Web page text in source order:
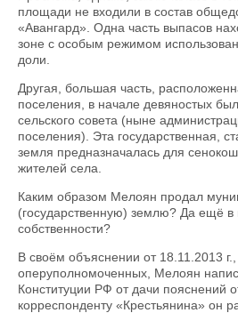
площади не входили в состав
«Авангард». Одна часть выпасов
зоне с особым режимом
доли.
Другая, большая часть,
поселения, в начале девяностых
сельского совета (ныне
поселения). Эта государственная,
земля предназначалась для
жителей села.
Каким образом Мелоян продал
(государственную) землю? Да ещё в
собственности?
В своём объяснении от 18.11.2013
оперуполномоченных, Мелоян
Конституции РФ от дачи пояснений
корреспонденту «Крестьянина» он